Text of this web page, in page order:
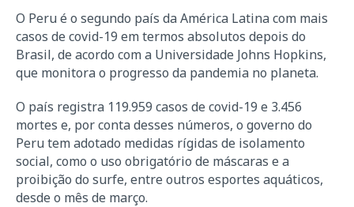
O Peru é o segundo país da América Latina com mais
casos de covid-19 em termos absolutos depois do
Brasil, de acordo com a Universidade Johns Hopkins,
que monitora o progresso da pandemia no planeta.
O país registra 119.959 casos de covid-19 e 3.456
mortes e, por conta desses números, o governo do
Peru tem adotado medidas rígidas de isolamento
social, como o uso obrigatório de máscaras e a
proibição do surfe, entre outros esportes aquáticos,
desde o mês de março.